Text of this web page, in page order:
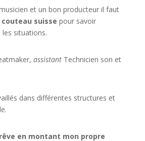
et un bon producteur il faut
suisse pour savoir
les situations.
assistant Technicien son et
dans différentes structures et
.
rêve en montant mon propre